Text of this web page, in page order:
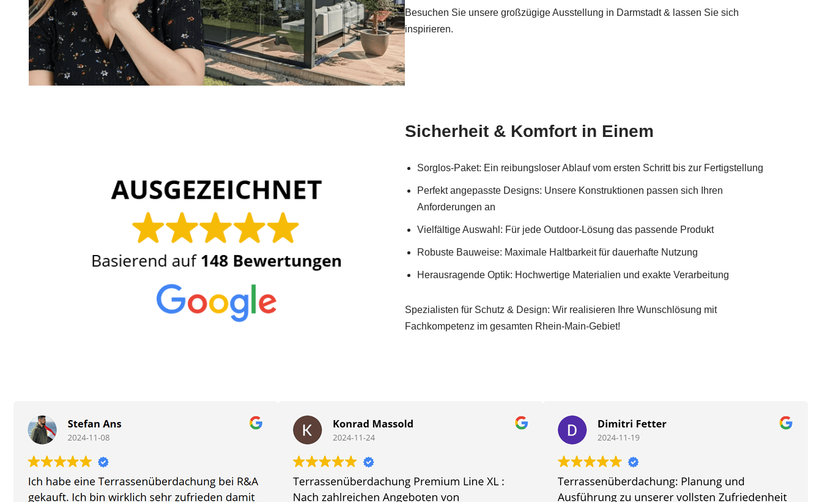
Besuchen Sie unsere großzügige Ausstellung in Darmstadt & lassen Sie sich
inspirieren.
Sicherheit & Komfort in Einem
Sorglos-Paket: Ein reibungsloser Ablauf vom ersten Schritt bis zur Fertigstellung
Perfekt angepasste Designs: Unsere Konstruktionen passen sich Ihren
Anforderungen an
Vielfältige Auswahl: Für jede Outdoor-Lösung das passende Produkt
Robuste Bauweise: Maximale Haltbarkeit für dauerhafte Nutzung
Herausragende Optik: Hochwertige Materialien und exakte Verarbeitung
Spezialisten für Schutz & Design: Wir realisieren Ihre Wunschlösung mit
Fachkompetenz im gesamten Rhein-Main-Gebiet!